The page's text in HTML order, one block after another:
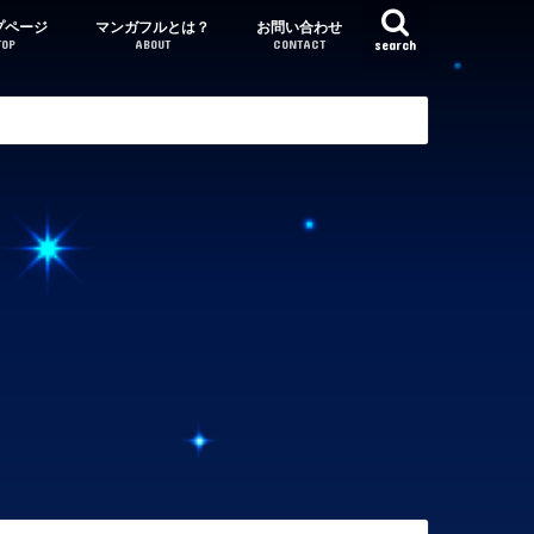
search
ページ マンガフルとは？
ABOUT
お問い合わせ
CONTACT